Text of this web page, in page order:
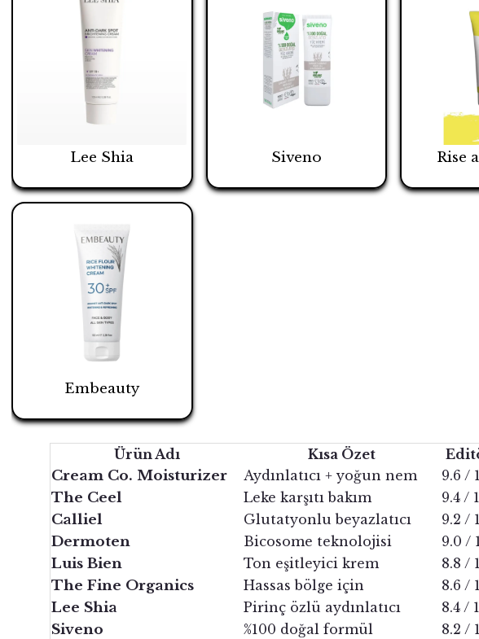
Lee Shia Siveno Rise
Embeauty
Ürün Adı Kısa Özet
Cream Co. Moisturizer Aydınlatıcı + yoğun nem 9.6 /
The Ceel Leke karşıtı bakım 9.4 /
Calliel Glutatyonlu beyazlatıcı 9.2 /
Dermoten Bicosome teknolojisi 9.0 /
Luis Bien Ton eşitleyici krem 8.8 /
The Fine Organics Hassas bölge için 8.6 /
Lee Shia Pirinç özlü aydınlatıcı 8.4 /
Siveno %100 doğal formül 8.2 /